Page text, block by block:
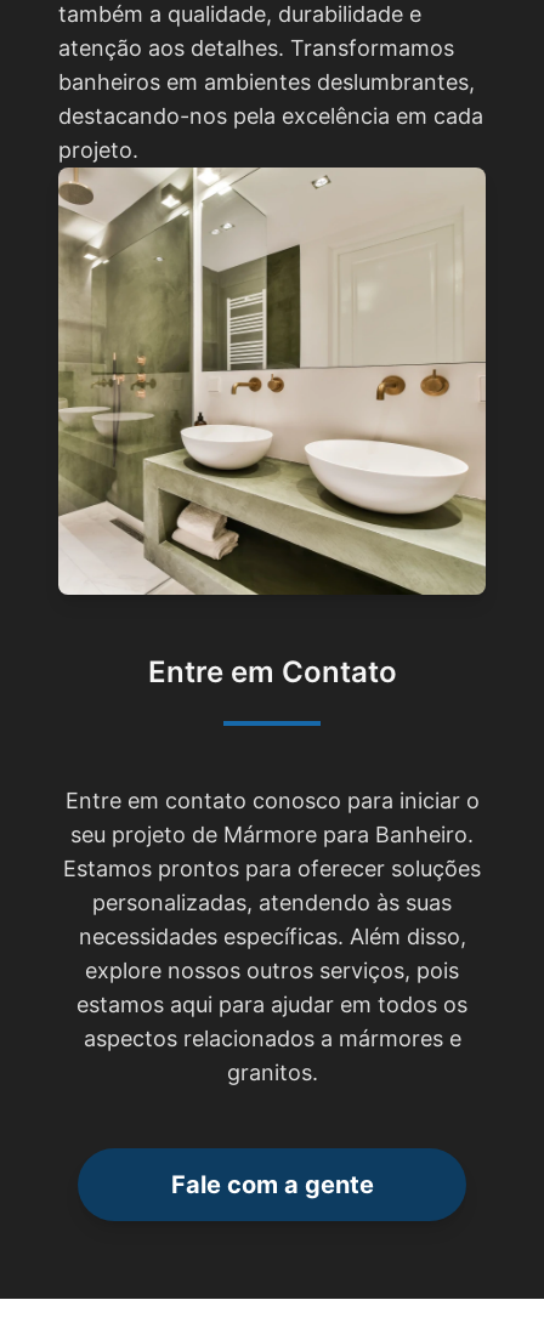
também a qualidade, durabilidade e
atenção aos detalhes. Transformamos
banheiros em ambientes deslumbrantes,
destacando-nos pela excelência em cada
projeto.
Entre em Contato
Entre em contato conosco para iniciar o
seu projeto de Mármore para Banheiro.
Estamos prontos para oferecer soluções
personalizadas, atendendo às suas
necessidades específicas. Além disso,
explore nossos outros serviços, pois
estamos aqui para ajudar em todos os
aspectos relacionados a mármores e
granitos.
Fale com a gente